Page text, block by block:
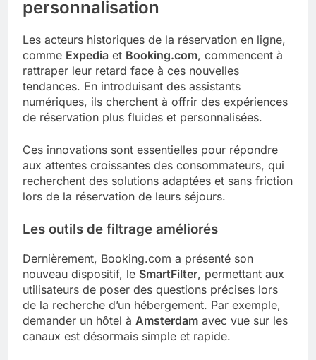
personnalisation
Les acteurs historiques de la réservation en ligne,
comme Expedia et Booking.com, commencent à
rattraper leur retard face à ces nouvelles
tendances. En introduisant des assistants
numériques, ils cherchent à offrir des expériences
de réservation plus fluides et personnalisées.
Ces innovations sont essentielles pour répondre
aux attentes croissantes des consommateurs, qui
recherchent des solutions adaptées et sans friction
lors de la réservation de leurs séjours.
Les outils de filtrage améliorés
Dernièrement, Booking.com a présenté son
nouveau dispositif, le SmartFilter, permettant aux
utilisateurs de poser des questions précises lors
de la recherche d’un hébergement. Par exemple,
demander un hôtel à Amsterdam avec vue sur les
canaux est désormais simple et rapide.